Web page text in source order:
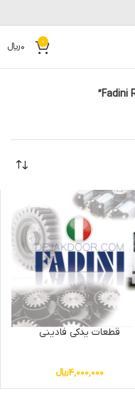
0
0﷼
قطعات یدکی فادینی
4,000,000﷼